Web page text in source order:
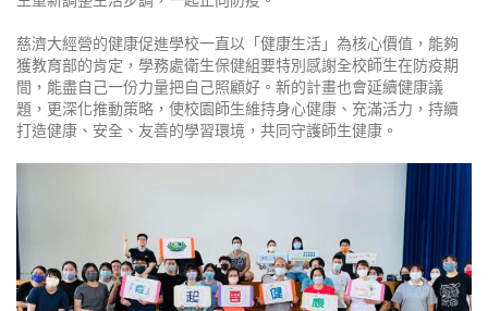
慈濟大經營的健康促進學校一直以「健康生活」為核心價值，能夠
獲教育部的肯定，學務處衛生保健組要特別感謝全校師生在防疫期
間，能盡自己一份力量把自己照顧好。新的計畫也會延續健康議
題，更深化推動策略，使校園師生維持身心健康、充滿活力，持續
打造健康、安全、友善的學習環境，共同守護師生健康。